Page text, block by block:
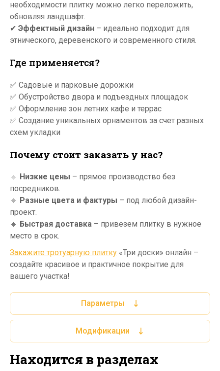
необходимости плитку можно легко переложить,
обновляя ландшафт.
✔ Эффектный дизайн – идеально подходит для
этнического, деревенского и современного стиля.
Где применяется?
✅ Садовые и парковые дорожки
✅ Обустройство двора и подъездных площадок
✅ Оформление зон летних кафе и террас
✅ Создание уникальных орнаментов за счет разных
схем укладки
Почему стоит заказать у нас?
🔹 Низкие цены – прямое производство без
посредников.
🔹 Разные цвета и фактуры – под любой дизайн-
проект.
🔹 Быстрая доставка – привезем плитку в нужное
место в срок.
Закажите тротуарную плитку «Три доски» онлайн –
создайте красивое и практичное покрытие для
вашего участка!
Параметры
Модификации
Находится в разделах